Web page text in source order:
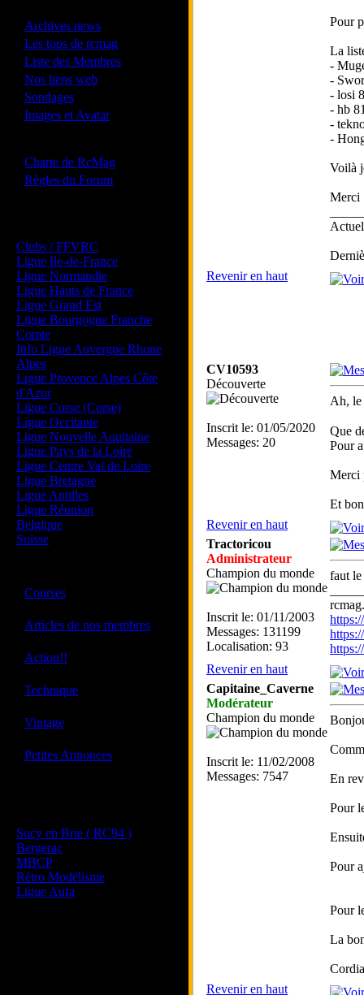
Archives news
Les tops de rcmag
Liste des Membres
Nos liens web
Sondages
Images et Avatar
Charte de RcMag
Règles du Forum
Clubs / FFVRC
Ligue Ile-de-France
Ligue Normandie
Ligue Hauts de France
Ligue Grand Est
Ligue Bourgogne Franche
Comte
Info Ligue Auvergne Rhone
Alpes
Ligue Provence Alpes Côte
d'Azur
Ligue Corse (Corse)
Ligue Occitanie
Ligue Nouvelle Aquitaine
Ligue Pays de la Loire
Ligue Centre Val de Loire
Ligue Bretagne
Ligue Antilles
Ligue Réunion
Belgique
Suisse
Courses
Articles de nos membres
Action!!
Technique
Vintage
Petites Annonces
Sucy en Brie ( RC94 )
Bergerac
MBCP
Rétro Modélisme
Ligue Aura
Pour
La
-
-
- losi
- hb
-
-
Voilà
Merci
Revenir en haut
CV10593
Découverte
Inscrit le: 01/05/2020
Messages: 20
Ah, le
Que
Pour
Merci
Et
Revenir en haut
Tractoricou
Administrateur
Champion du monde
Inscrit le: 01/11/2003
Messages: 131199
Localisation: 93
faut le
Revenir en haut
Capitaine_Caverne
Modérateur
Champion du monde
Inscrit le: 11/02/2008
Messages: 7547
En
Pour
Pour
Pour
La
Revenir en haut